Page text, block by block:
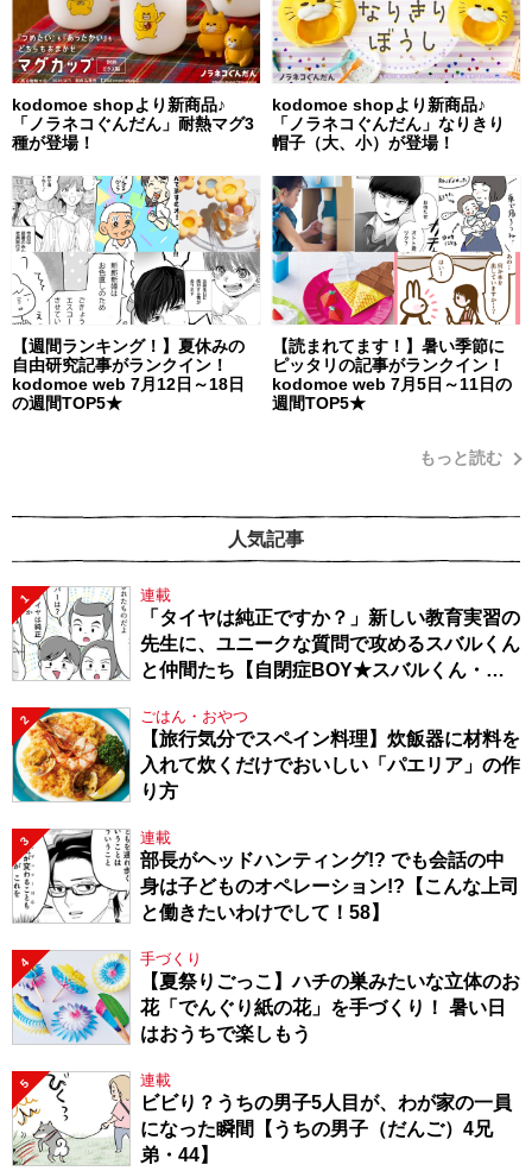
kodomoe shopより新商品♪
「ノラネコぐんだん」耐熱マグ3
種が登場！
kodomoe shopより新商品♪
「ノラネコぐんだん」なりきり
帽子（大、小）が登場！
【週間ランキング！】夏休みの
自由研究記事がランクイン！
kodomoe web 7月12日～18日
の週間TOP5★
【読まれてます！】暑い季節に
ピッタリの記事がランクイン！
kodomoe web 7月5日～11日の
週間TOP5★
もっと読む
人気記事
1 連載
「タイヤは純正ですか？」新しい教育実習の
先生に、ユニークな質問で攻めるスバルくん
と仲間たち【自閉症BOY★スバルくん・
2 ごはん・おやつ
【旅行気分でスペイン料理】炊飯器に材料を
入れて炊くだけでおいしい「パエリア」の作
り方
3 連載
部長がヘッドハンティング!? でも会話の中
身は子どものオペレーション!?【こんな上司
と働きたいわけでして！58】
4 手づくり
【夏祭りごっこ】ハチの巣みたいな立体のお
花「でんぐり紙の花」を手づくり！ 暑い日
はおうちで楽しもう
5 連載
ビビり？うちの男子5人目が、わが家の一員
になった瞬間【うちの男子（だんご）4兄
弟・44】